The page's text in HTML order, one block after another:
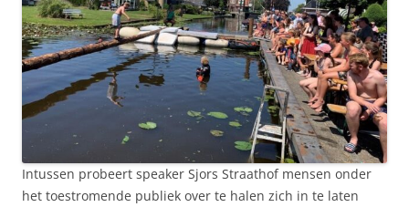
Intussen probeert speaker Sjors Straathof mensen onder
het toestromende publiek over te halen zich in te laten